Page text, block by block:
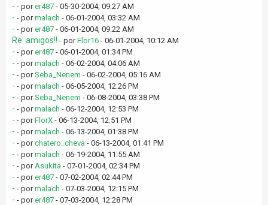
- - porer487 - 05-30-2004, 09:27 AM
- - pormalach - 06-01-2004, 03:32 AM
- - porer487 - 06-01-2004, 09:22 AM
Re: amigos!! - porFlor16 - 06-01-2004, 10:12 AM
- - porer487 - 06-01-2004, 01:34 PM
- - pormalach - 06-02-2004, 04:06 AM
- - porSeba_Nenem - 06-02-2004, 05:16 AM
- - pormalach - 06-05-2004, 12:26 PM
- - porSeba_Nenem - 06-08-2004, 03:38 PM
- - pormalach - 06-12-2004, 12:53 PM
- - porFlorX - 06-13-2004, 12:51 PM
- - pormalach - 06-13-2004, 01:38 PM
- - porchatero_cheva - 06-13-2004, 01:41 PM
- - pormalach - 06-19-2004, 11:55 AM
- - porAsukita - 07-01-2004, 02:34 PM
- - porer487 - 07-02-2004, 02:44 PM
- - pormalach - 07-03-2004, 12:15 PM
- - porer487 - 07-03-2004, 12:28 PM